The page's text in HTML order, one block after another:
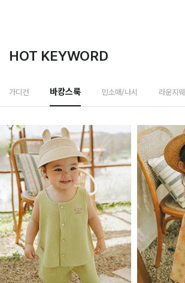
HOT KEYWORD
가디건 바캉스룩 민소매/나시 라운지